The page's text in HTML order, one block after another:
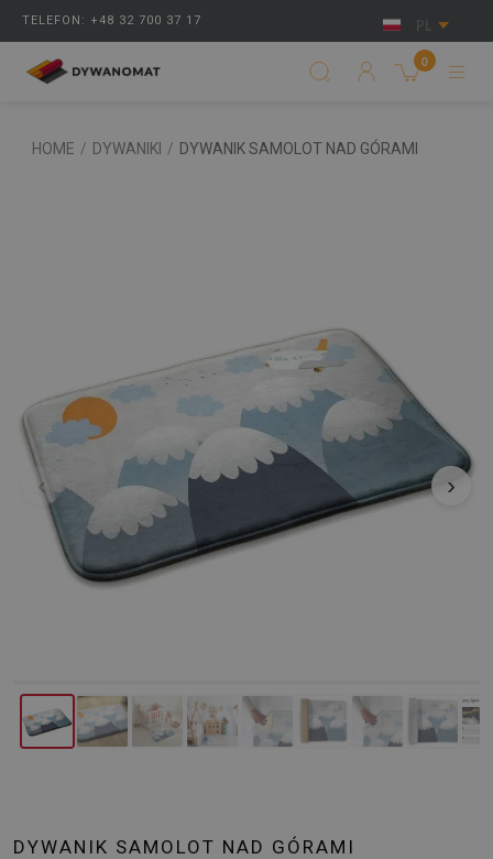
TELEFON: +48 32 700 37 17 PL
0
HOME / DYWANIKI / DYWANIK SAMOLOT NAD GÓRAMI
‹ ›
DYWANIK SAMOLOT NAD GÓRAMI